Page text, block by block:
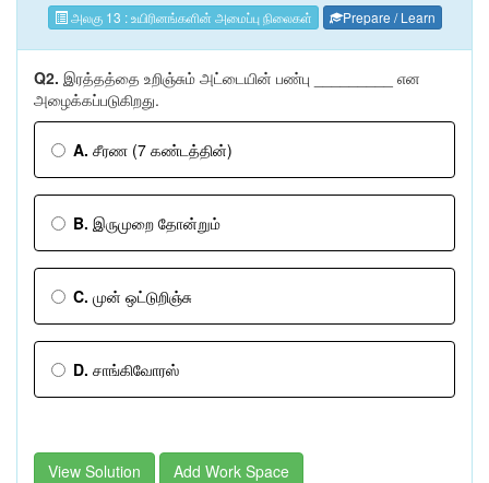
அலகு 13 : உயிரினங்களின் அமைப்பு நிலைகள்
Prepare / Learn
Q2. இரத்தத்தை உறிஞ்சும் அட்டையின் பண்பு _________ என
அழைக்கப்படுகிறது.
A. சீரண (7 கண்டத்தின்)
B. இருமுறை தோன்றும்
C. முன் ஒட்டுறிஞ்சு
D. சாங்கிவோரஸ்
View Solution Add Work Space